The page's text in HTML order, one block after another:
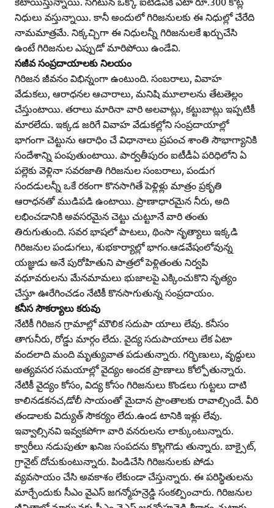
నిధులు వస్తున్నాయి. కానీ అందులో గిరిజనులకు ఈ నిధుల్లో చేరేది
నామమాత్రమే. నిక్కచ్చిగా ఈ నిధులన్నీ గిరిజనులకే ఖర్చుచేసి
ఉంటే గిరిజనుల ఎప్పుడో మారిపోయి ఉండేవి.
సజీవ సంప్రదాయాలకు నిలయం
గిరిజన జీవనం విభిన్నంగా ఉంటుంది. సంబరాలు, వివాహ
వేడుకలు, ఆరాధనల ఆచారాలు, మనిషి మూలాలను తేటతెల్లం
చేస్తుంటాయి. తరాలు మారినా వారి అలవాట్లు, కట్టుబాట్లు ఇప్పటికీ
మారలేదు. ఇక్కడ జరిగే వివాహ వేడుకల్లోని సంప్రదాయాల్లో
భాగంగా చెట్టును ఆరాధిం చే విధానాలు ప్రపంచ శాంతి సౌభాగ్యానికి
సందేశాన్ని పంపుతుంటాయి. పార్వతీపురం ఐటీడీఏ పరిధిలోని ఏ
పల్లెకు వెళ్లినా సవరజాతి గిరిజనుల సంబరాలు, పండుగ
సందడులన్నీ ఒకే రకంగా కొనసాగితే పెళ్లిళ్లు మాత్రం ప్రకృతి
ఆరాధనతో ముడిపడి ఉంటాయి. ప్రాణాధారమైన నీరు, అది
లభించడానికి అవసరమైన చెట్టు చుట్టూనే వారి తంతు
తిరుగుతుంది. సవర భాషలో పాటలు, థింసా నృత్యాలు ఇక్కడి
గిరిజనుల పండుగలు, శుభకార్యాల్లో భాగం.ఆడవేషంలోవున్న
యజ్ఞుడు అనే పురోహితుని పాత్రలో పెళ్లితంతు నిర్వపి
వధూవరులను మేనమామలు భుజాలపై ఎక్కించుకొని నృత్యం
చేస్తూ ఊరేగించడం నేటికీ కొనసాగుతున్న సంప్రదాయం.
కనీస సౌకర్యాలు కరువు
నేటికీ గిరిజన గ్రామాల్లో మౌలిక సదుపా యాలు లేవు. కనీసం
తాగునీరు, రోడ్డు మార్గం లేదు. వైద్య సదుపాయాలు లేక ఏటా
వందలాది మంది మృత్యువాత పడుతున్నారు. గర్భిణులు, వృద్ధులు
అత్యవసర సమయాల్లో వైద్యం అందక ప్రాణాలు కోల్పోతున్నారు.
నేటికీ వైద్యం కోసం, విద్య కోసం గిరిజనులు కొండలు గుట్టలు దాటి
కాలినడకనచ,డోలీ సాయంతో మైదాన ప్రాంతాలకు రావాల్సిందే. వీరి
తండాలకు విద్యుత్‌ సౌకర్యం లేదు.ఉండ టానికి ఇళ్లు లేవు.
ఇవ్వాల్సినవి ఇవ్వకపోగా వారి వనరులను లాక్కుంటున్నారు.
క్వారీలు నడుపుతూ ఖనిజ సంపదను కొల్లగొడు తున్నారు. బాక్సైట్‌,
గ్రానైట్‌ దోచుకుంటున్నారు. పిండిచేసి గిరిజనులకు పోడు
వ్యవసాయం చేసి అవకాశం లేకుండా చేస్తున్నారు. ఈ పరిస్థితులను
మార్చేందుకు సీఎం వైఎస్‌ జగన్మోహన్రెడ్డి సంకల్పించారు. గిరిజనుల